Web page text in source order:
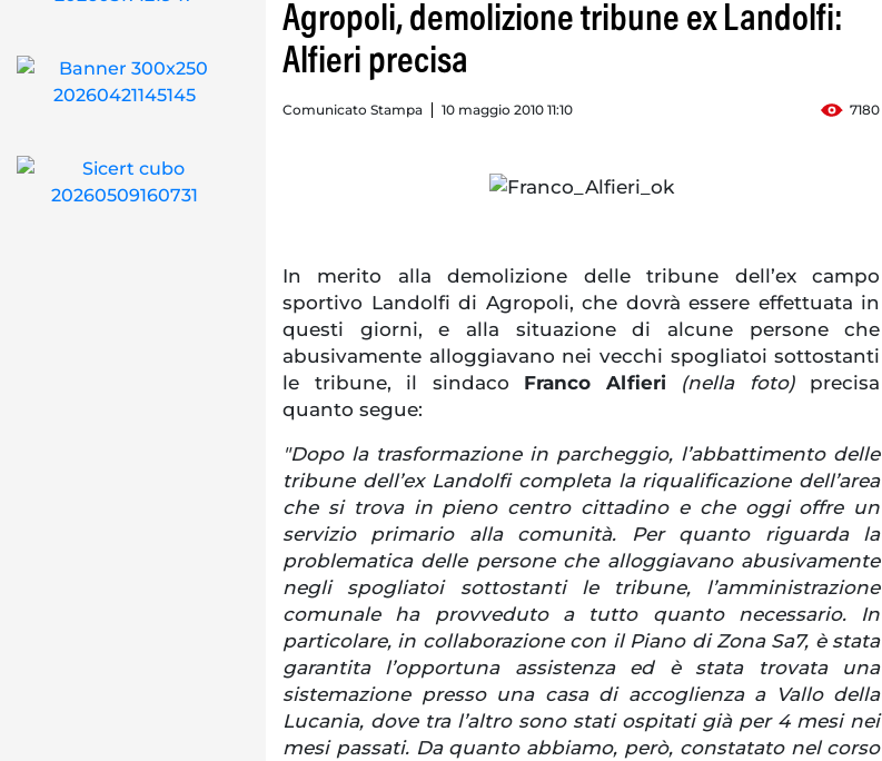
Agropoli, demolizione tribune ex Landolfi:
Alfieri precisa
Comunicato Stampa 10 maggio 2010 11:10 7180
In merito alla demolizione delle tribune dell’ex campo
sportivo Landolfi di Agropoli, che dovrà essere effettuata in
questi giorni, e alla situazione di alcune persone che
abusivamente alloggiavano nei vecchi spogliatoi sottostanti
le tribune, il sindaco Franco Alfieri (nella foto)precisa
quanto segue:
"Dopo la trasformazione in parcheggio, l’abbattimento delle
tribune dell’ex Landolfi completa la riqualificazione dell’area
che si trova in pieno centro cittadino e che oggi offre un
servizio primario alla comunità. Per quanto riguarda la
problematica delle persone che alloggiavano abusivamente
negli spogliatoi sottostanti le tribune, l’amministrazione
comunale ha provveduto a tutto quanto necessario. In
particolare, in collaborazione con il Piano di Zona Sa7, è stata
garantita l’opportuna assistenza ed è stata trovata una
sistemazione presso una casa di accoglienza a Vallo della
Lucania, dove tra l’altro sono stati ospitati già per 4 mesi nei
mesi passati. Da quanto abbiamo, però, constatato nel corso